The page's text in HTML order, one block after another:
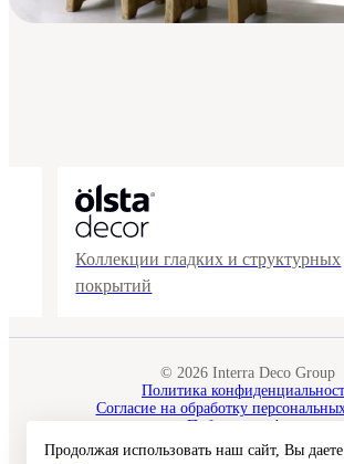
Коллекции гладких и структурных
покрытий
© 2026 Interra Deco Group
Политика
Согласие на обработку
Публичная оферта
Карта сайта
Продолжая использовать наш сайт, Вы